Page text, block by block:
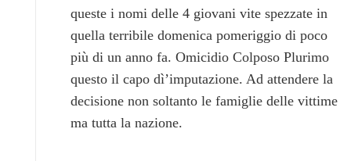
queste i nomi delle 4 giovani vite spezzate in
quella terribile domenica pomeriggio di poco
più di un anno fa. Omicidio Colposo Plurimo
questo il capo dì’imputazione. Ad attendere la
decisione non soltanto le famiglie delle vittime
ma tutta la nazione.